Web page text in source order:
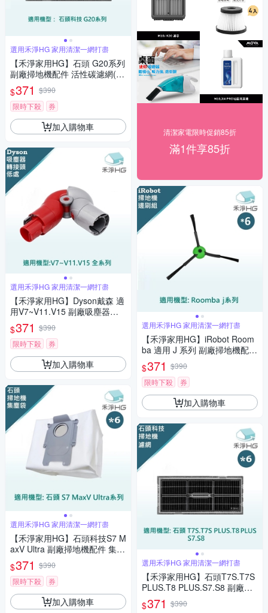
選用禾淨HG 家用清潔一網打盡
【禾淨家用HG】石頭 G20系列
副廠掃地機配件 活性碳濾網(6
入/組)
$371 $390
限時下殺
券
加入購物車
選用禾淨HG 家用清潔一網打盡
【禾淨家用HG】Dyson戴森 適
用V7~V11.V15 副廠吸塵器配
件 低處轉接頭(1入/組)
$371 $390
限時下殺
券
加入購物車
選用禾淨HG 家用清潔一網打盡
【禾淨家用HG】石頭科技S7 M
axV Ultra 副廠掃地機配件 集塵
袋(6入/組)
$371 $390
限時下殺
券
加入購物車
清潔家電限時促銷85折
滿1件享85折
選用禾淨HG 家用清潔一網打盡
【禾淨家用HG】iRobot Room
ba 適用 J 系列 副廠掃地機配件
邊刷(6入/組)
$371 $390
限時下殺
券
加入購物車
選用禾淨HG 家用清潔一網打盡
【禾淨家用HG】石頭T7S.T7S
PLUS.T8 PLUS.S7.S8 副廠掃
地機配件 活性碳濾網(6入/組)
$371 $390